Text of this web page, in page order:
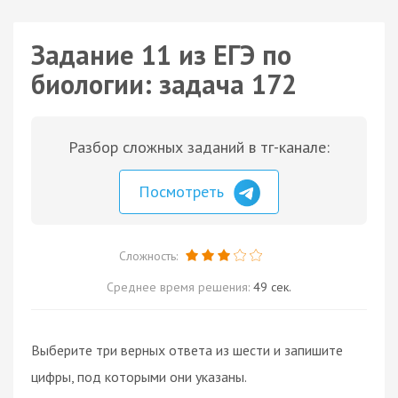
Задание 11 из ЕГЭ по
биологии: задача 172
Разбор сложных заданий в тг-канале:
Посмотреть
Сложность:
Среднее время решения: 49 сек.
Выберите три верных ответа из шести и запишите
цифры, под которыми они указаны.